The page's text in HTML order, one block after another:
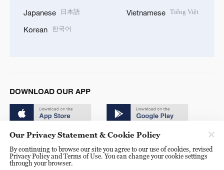
Japanese 日本語
Korean 한국어
Vietnamese Tiếng Việt
DOWNLOAD OUR APP
© China Radio International.CRI. All Rights Reserved. 16A
Our Privacy Statement & Cookie Policy
By continuing to browse our site you agree to our use of cookies, revised
Privacy Policy and Terms of Use. You can change your cookie settings
through your browser.